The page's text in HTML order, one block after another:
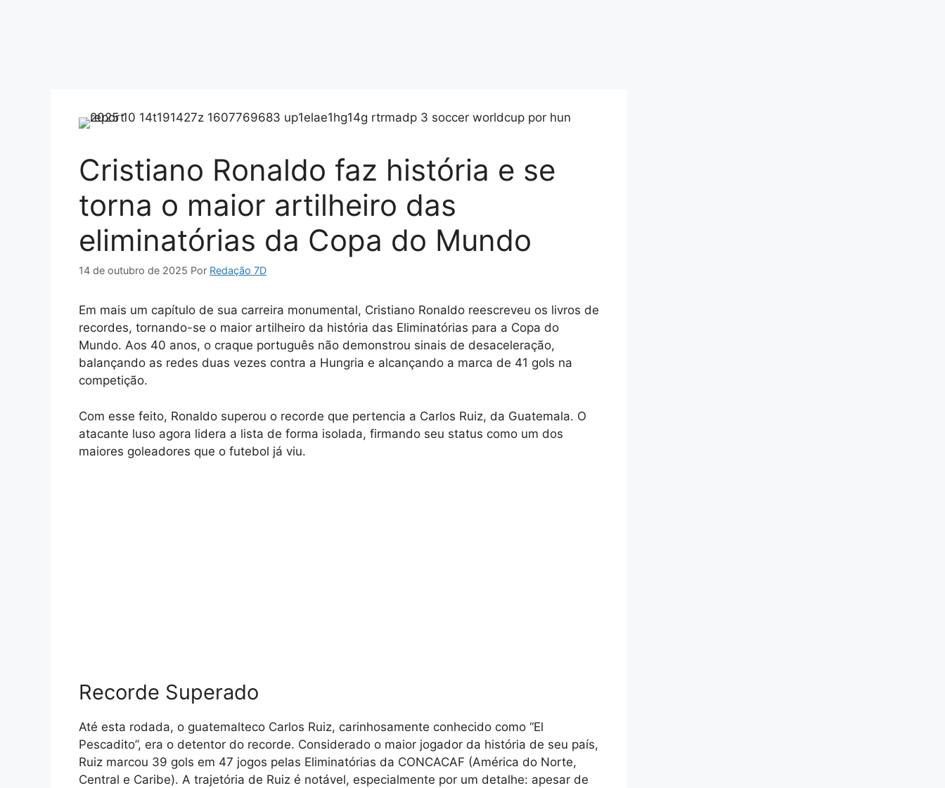
Cristiano Ronaldo faz história e se
torna o maior artilheiro das
eliminatórias da Copa do Mundo
14 de outubro de 2025 Por Redação 7D
Em mais um capítulo de sua carreira monumental, Cristiano Ronaldo reescreveu os livros de
recordes, tornando-se o maior artilheiro da história das Eliminatórias para a Copa do
Mundo. Aos 40 anos, o craque português não demonstrou sinais de desaceleração,
balançando as redes duas vezes contra a Hungria e alcançando a marca de 41 gols na
competição.
Com esse feito, Ronaldo superou o recorde que pertencia a Carlos Ruiz, da Guatemala. O
atacante luso agora lidera a lista de forma isolada, firmando seu status como um dos
maiores goleadores que o futebol já viu.
Recorde Superado
Até esta rodada, o guatemalteco Carlos Ruiz, carinhosamente conhecido como “El
Pescadito”, era o detentor do recorde. Considerado o maior jogador da história de seu país,
Ruiz marcou 39 gols em 47 jogos pelas Eliminatórias da CONCACAF (América do Norte,
Central e Caribe). A trajetória de Ruiz é notável, especialmente por um detalhe: apesar de